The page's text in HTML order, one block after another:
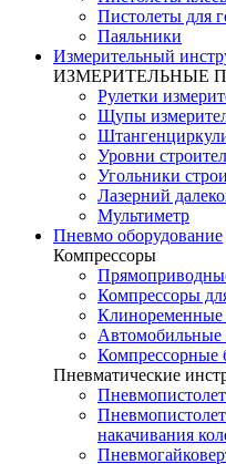
Пистолеты для
Паяльники
Измерительный
ИЗМЕРИТЕЛЬНЫЕ
Рулетки
Щупы
Уровни
Угольники
Лазерний
Мультиметр
Пневмо оборудование
Компрессоры
Компрессоры
Клиноременные
Автомобильные
Компрессорные
Пневматические
накачивания